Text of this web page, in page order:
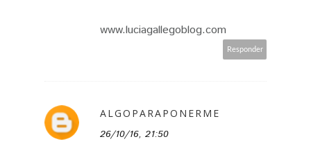
www.luciagallegoblog.com
Responder
ALGOPARAPONERME
26/10/16, 21:50